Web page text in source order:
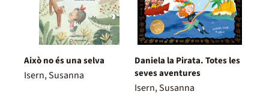
Això no és una selva
Isern, Susanna
Daniela la Pirata. Totes les
seves aventures
Isern, Susanna